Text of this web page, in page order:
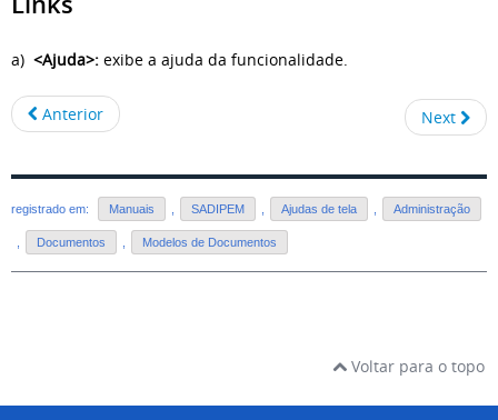
a) <Ajuda>: exibe a ajuda da funcionalidade.
Anterior Next
registrado em: Manuais SADIPEM Ajudas de tela Administração
Documentos Modelos de Documentos
Voltar para o topo